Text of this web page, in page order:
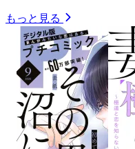
もっと見る